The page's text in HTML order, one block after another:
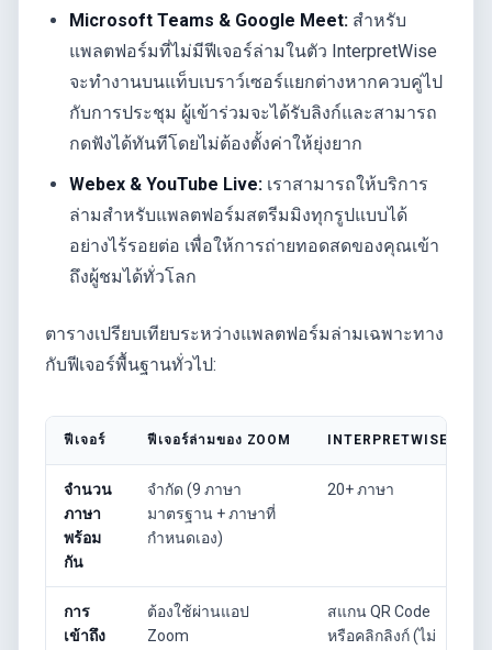
Microsoft Teams & Google Meet: สำหรับ
แพลตฟอร์มที่ไม่มีฟีเจอร์ล่ามในตัว InterpretWise
จะทำงานบนแท็บเบราว์เซอร์แยกต่างหากควบคู่ไป
กับการประชุม ผู้เข้าร่วมจะได้รับลิงก์และสามารถ
กดฟังได้ทันทีโดยไม่ต้องตั้งค่าให้ยุ่งยาก
Webex & YouTube Live: เราสามารถให้บริการ
ล่ามสำหรับแพลตฟอร์มสตรีมมิงทุกรูปแบบได้
อย่างไร้รอยต่อ เพื่อให้การถ่ายทอดสดของคุณเข้า
ถึงผู้ชมได้ทั่วโลก
ตารางเปรียบเทียบระหว่างแพลตฟอร์มล่ามเฉพาะทาง
กับฟีเจอร์พื้นฐานทั่วไป:
ฟีเจอร์ ฟีเจอร์ล่ามของ ZOOM INTERPRETWISE
จำนวน
ภาษา
พร้อม
กัน
จำกัด (9 ภาษา
มาตรฐาน + ภาษาที่
กำหนดเอง)
20+ ภาษา
การ
เข้าถึง
ต้องใช้ผ่านแอป
Zoom
สแกน QR Code
หรือคลิกลิงก์ (ไม่